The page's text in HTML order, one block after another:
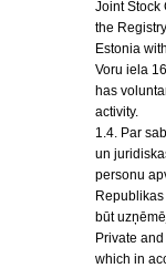
Joint Stock
the
Estonia
Voru iela
has
activity.
1.4. Par
un
personu
būt
Private
which in